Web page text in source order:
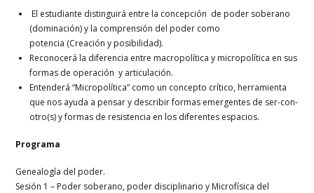
El estudiante distinguirá entre la concepción de poder soberano
(dominación) y la comprensión del poder como
potencia (Creación y posibilidad).
Reconocerá la diferencia entre macropolítica y micropolítica en sus
formas de operación y articulación.
Entenderá “Micropolítica” como un concepto crítico, herramienta
que nos ayuda a pensar y describir formas emergentes de ser-con-
otro(s) y formas de resistencia en los diferentes espacios.
Programa
Genealogía del poder.
Sesión 1 – Poder soberano, poder disciplinario y Microfísica del